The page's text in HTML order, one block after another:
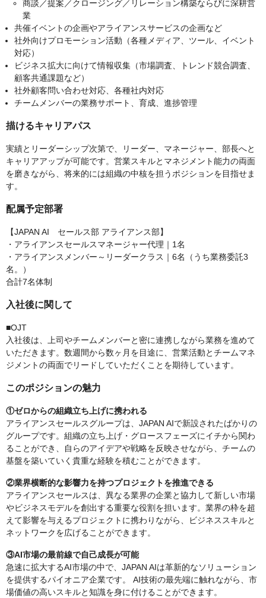
商談／提案／クロージング／リレーション構築ならびに深耕営
業
共催イベントの企画やアライアンスサービスの企画など
社外向けプロモーション活動（各種メディア、ツール、イベント
対応）
ビジネス拡大に向けて情報収集（市場調査、トレンド競合調査、
顧客共通課題など）
社外顧客問い合わせ対応、各種社内対応
チームメンバーの業務サポート、育成、進捗管理
描けるキャリアパス
実績とリーダーシップ次第で、リーダー、マネージャー、部長へと
キャリアアップが可能です。営業スキルとマネジメント能力の両面
を磨きながら、将来的には組織の中核を担うポジションを目指せま
す。
配属予定部署
【JAPAN AI セールス部 アライアンス部】
・アライアンスセールスマネージャー代理｜1名
・アライアンスメンバー～リーダークラス｜6名（うち業務委託3
名。）
合計7名体制
入社後に関して
■OJT
入社後は、上司やチームメンバーと密に連携しながら業務を進めて
いただきます。数週間から数ヶ月を目途に、営業活動とチームマネ
ジメントの両面でリードしていただくことを期待しています。
このポジションの魅力
①ゼロからの組織立ち上げに携われる
アライアンスセールスグループは、JAPAN AIで新設されたばかりの
グループです。組織の立ち上げ・グロースフェーズにイチから関わ
ることができ、自らのアイデアや戦略を反映させながら、チームの
基盤を築いていく貴重な経験を積むことができます。
②業界横断的な影響力を持つプロジェクトを推進できる
アライアンスセールスは、異なる業界の企業と協力して新しい市場
やビジネスモデルを創出する重要な役割を担います。業界の枠を超
えて影響を与えるプロジェクトに携わりながら、ビジネススキルと
ネットワークを広げることができます。
③AI市場の最前線で自己成長が可能
急速に拡大するAI市場の中で、JAPAN AIは革新的なソリューション
を提供するパイオニア企業です。 AI技術の最先端に触れながら、市
場価値の高いスキルと知識を身に付けることができます。